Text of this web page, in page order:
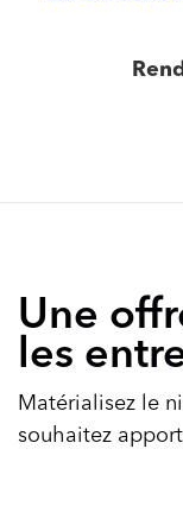
Une
les
Matérialisez le
souhaitez